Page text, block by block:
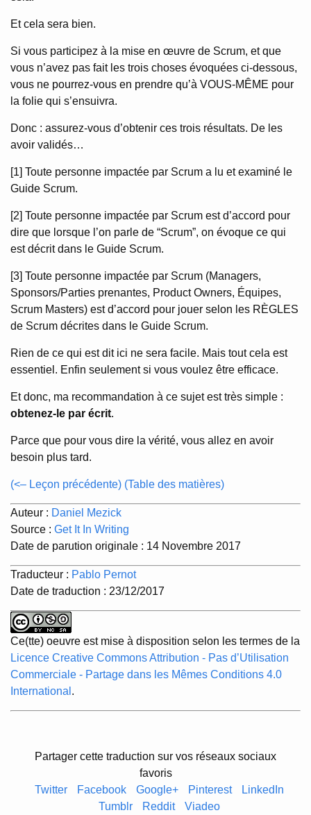
Et cela sera bien.
Si vous participez à la mise en œuvre de Scrum, et que
vous n’avez pas fait les trois choses évoquées ci-dessous,
vous ne pourrez-vous en prendre qu’à VOUS-MÊME pour
la folie qui s’ensuivra.
Donc : assurez-vous d’obtenir ces trois résultats. De les
avoir validés…
[1] Toute personne impactée par Scrum a lu et examiné le
Guide Scrum.
[2] Toute personne impactée par Scrum est d’accord pour
dire que lorsque l’on parle de “Scrum”, on évoque ce qui
est décrit dans le Guide Scrum.
[3] Toute personne impactée par Scrum (Managers,
Sponsors/Parties prenantes, Product Owners, Équipes,
Scrum Masters) est d’accord pour jouer selon les RÈGLES
de Scrum décrites dans le Guide Scrum.
Rien de ce qui est dit ici ne sera facile. Mais tout cela est
essentiel. Enfin seulement si vous voulez être efficace.
Et donc, ma recommandation à ce sujet est très simple :
obtenez-le par écrit.
Parce que pour vous dire la vérité, vous allez en avoir
besoin plus tard.
(<– Leçon précédente) (Table des matières)
Auteur : Daniel Mezick
Source : Get It In Writing
Date de parution originale : 14 Novembre 2017
Traducteur : Pablo Pernot
Date de traduction : 23/12/2017
Ce(tte) oeuvre est mise à disposition selon les termes de la
Licence Creative Commons Attribution - Pas d’Utilisation
Commerciale - Partage dans les Mêmes Conditions 4.0
International .
Partager cette traduction sur vos réseaux sociaux
favoris
Twitter
Facebook Google+ Pinterest
LinkedIn
Tumblr
Reddit Viadeo